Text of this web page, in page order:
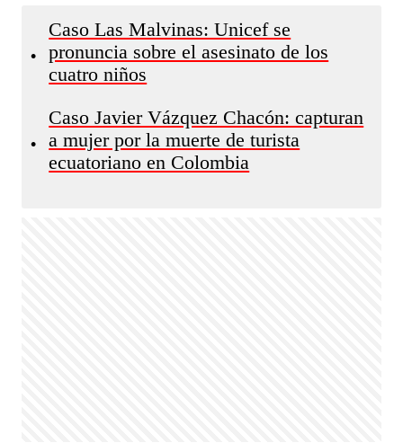
•
Caso Las Malvinas: Unicef se
pronuncia sobre el asesinato de los
cuatro niños
•
Caso Javier Vázquez Chacón: capturan
a mujer por la muerte de turista
ecuatoriano en Colombia